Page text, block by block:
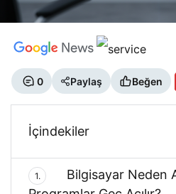
0 Paylaş Beğen
İçindekiler
1.
Bilgisayar Neden